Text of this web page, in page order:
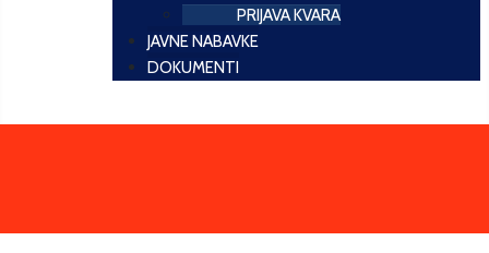
PRIJAVA KVARA
JAVNE NABAVKE
DOKUMENTI